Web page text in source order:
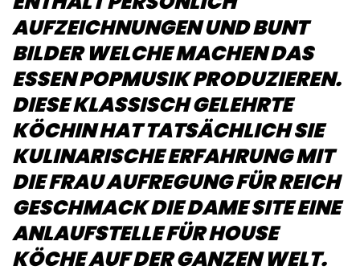
AUFZEICHNUNGEN UND BUNT
BILDER WELCHE MACHEN DAS
ESSEN POPMUSIK PRODUZIEREN.
DIESE KLASSISCH GELEHRTE
KÖCHIN HAT TATSÄCHLICH SIE
KULINARISCHE ERFAHRUNG MIT
DIE FRAU AUFREGUNG FÜR REICH
GESCHMACK DIE DAME SITE EINE
ANLAUFSTELLE FÜR HOUSE
KÖCHE AUF DER GANZEN WELT.